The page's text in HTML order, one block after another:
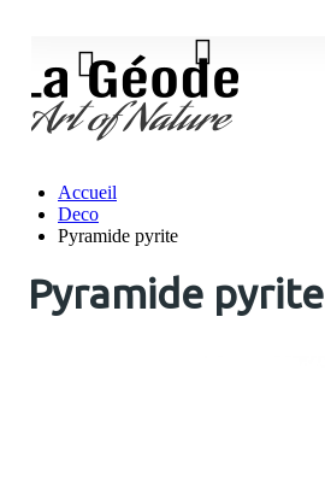
Accueil
Deco
Pyramide pyrite
Pyramide pyrite